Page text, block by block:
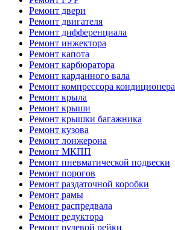
Ремонт двери
Ремонт двигателя
Ремонт дифференциала
Ремонт инжектора
Ремонт капота
Ремонт карбюратора
Ремонт карданного вала
Ремонт компрессора кондиционера
Ремонт крыла
Ремонт крыши
Ремонт крышки багажника
Ремонт кузова
Ремонт лонжерона
Ремонт МКПП
Ремонт пневматической подвески
Ремонт порогов
Ремонт раздаточной коробки
Ремонт рамы
Ремонт распредвала
Ремонт редуктора
Ремонт рулевой рейки